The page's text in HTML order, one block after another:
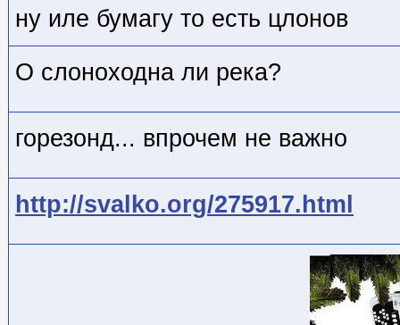
ну иле бумагу то есть цлонов
О слоноходна ли река?
горезонд... впрочем не важно
http://svalko.org/275917.html